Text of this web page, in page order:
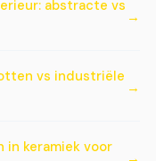
abstracte vs
vs industriële
keramiek voor